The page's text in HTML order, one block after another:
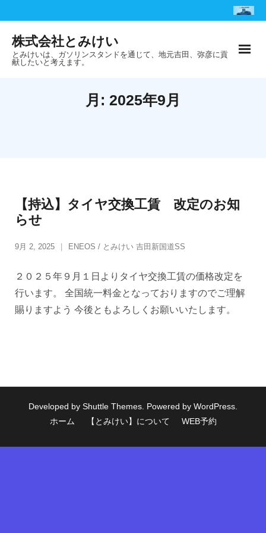
to
content
株式会社とみけい
とみけいは、ガソリンスタンドを通じて、地元吉田、弥彦に貢
献したいと考えます。
月: 2025年9月
【持込】タイヤ交換工賃 改定のお知
らせ
9月 2, 2025 ENEOS / とみけい 吉田新国道SS
２０２５年９月１日よりタイヤ交換工賃の価格改定を
行います。 全国統一料金となっておりますのでご理解
賜りますよう 今後ともよろしくお願いいたします。
Developed by Shuttle Themes . Powered by WordPress
ホーム
【とみけい】について WEB予約